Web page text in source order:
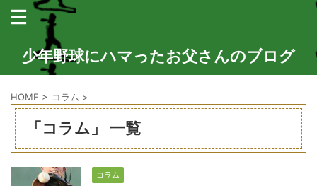
少年野球にハマったお父さんのブログ
HOME > コラム >
「コラム」 一覧
コラム